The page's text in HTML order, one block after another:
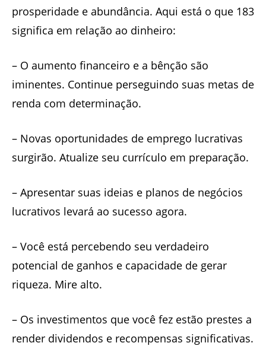
prosperidade e abundância. Aqui está o que 183
significa em relação ao dinheiro:
– O aumento financeiro e a bênção são
iminentes. Continue perseguindo suas metas de
renda com determinação.
– Novas oportunidades de emprego lucrativas
surgirão. Atualize seu currículo em preparação.
– Apresentar suas ideias e planos de negócios
lucrativos levará ao sucesso agora.
– Você está percebendo seu verdadeiro
potencial de ganhos e capacidade de gerar
riqueza. Mire alto.
– Os investimentos que você fez estão prestes a
render dividendos e recompensas significativas.